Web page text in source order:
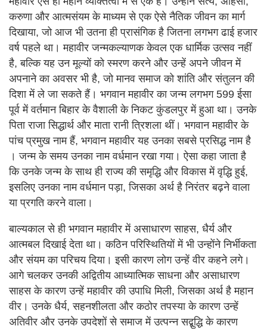
करुणा और आत्मसंयम के माध्यम से एक ऐसे नैतिक जीवन का मार्ग
दिखाया, जो आज भी उतना ही प्रासंगिक है जितना लगभग ढाई हजार
वर्ष पहले था। महावीर जन्मकल्याणक केवल एक धार्मिक उत्सव नहीं
है, बल्कि यह उन मूल्यों को स्मरण करने और उन्हें अपने जीवन में
अपनाने का अवसर भी है, जो मानव समाज को शांति और संतुलन की
दिशा में ले जा सकते हैं। भगवान महावीर का जन्म लगभग 599 ईसा
पूर्व में वर्तमान बिहार के वैशाली के निकट कुंडलपुर में हुआ था। उनके
पिता राजा सिद्धार्थ और माता रानी त्रिशला थीं। भगवान महावीर के
पांच प्रमुख नाम हैं, भगवान महावीर यह उनका सबसे प्रसिद्ध नाम है
। जन्म के समय उनका नाम वर्धमान रखा गया। ऐसा कहा जाता है
कि उनके जन्म के साथ ही राज्य की समृद्धि और विकास में वृद्धि हुई,
इसलिए उनका नाम वर्धमान पड़ा, जिसका अर्थ है निरंतर बढ़ने वाला
या प्रगति करने वाला।
बाल्यकाल से ही भगवान महावीर में असाधारण साहस, धैर्य और
आत्मबल दिखाई देता था। कठिन परिस्थितियों में भी उन्होंने निर्भीकता
और संयम का परिचय दिया। इसी कारण लोग उन्हें वीर कहने लगे।
आगे चलकर उनकी अद्वितीय आध्यात्मिक साधना और असाधारण
साहस के कारण उन्हें महावीर की उपाधि मिली, जिसका अर्थ है महान
वीर। उनके धैर्य, सहनशीलता और कठोर तपस्या के कारण उन्हें
अतिवीर और उनके उपदेशों से समाज में उत्पन्न सद्बुद्धि के कारण